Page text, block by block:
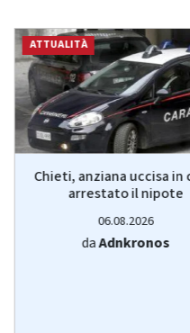
ATTUALITÀ
Chieti, anziana uccisa in
arrestato il nipote
06.08.2026
daAdnkronos